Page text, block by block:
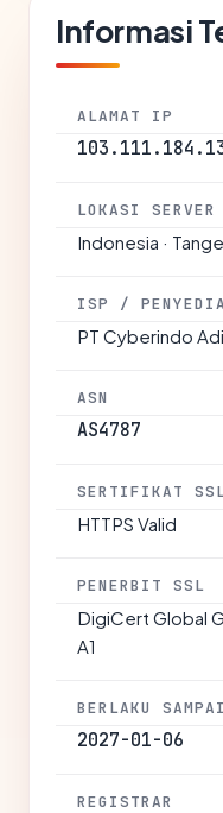
Informasi
ALAMAT IP
LOKASI SERVER
Indonesia ·
ISP / PENYEDIA
PT Cyberindo
ASN
AS4787
SERTIFIKAT
HTTPS Valid
PENERBIT SSL
DigiCert Global
A1
BERLAKU SAMPAI
2027-01-06
REGISTRAR